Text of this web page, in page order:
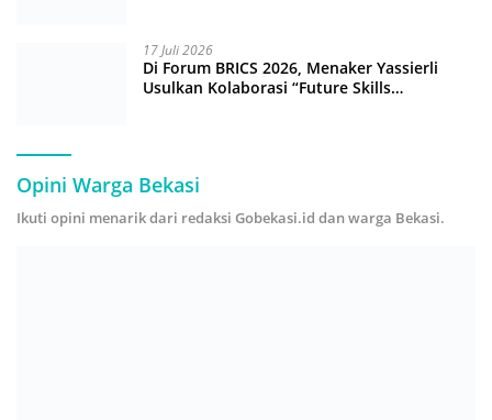
17 Juli 2026
Di Forum BRICS 2026, Menaker Yassierli
Usulkan Kolaborasi “Future Skills
Opini Warga Bekasi
Ikuti opini menarik dari redaksi Gobekasi.id dan warga Bekasi.